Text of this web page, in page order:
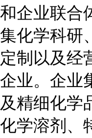
和企业联合
集化学科研
定制以及经
企业。企业
及精细化学
化学溶剂、